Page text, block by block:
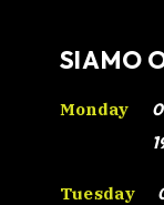
SIAMO
Monday
Tuesday